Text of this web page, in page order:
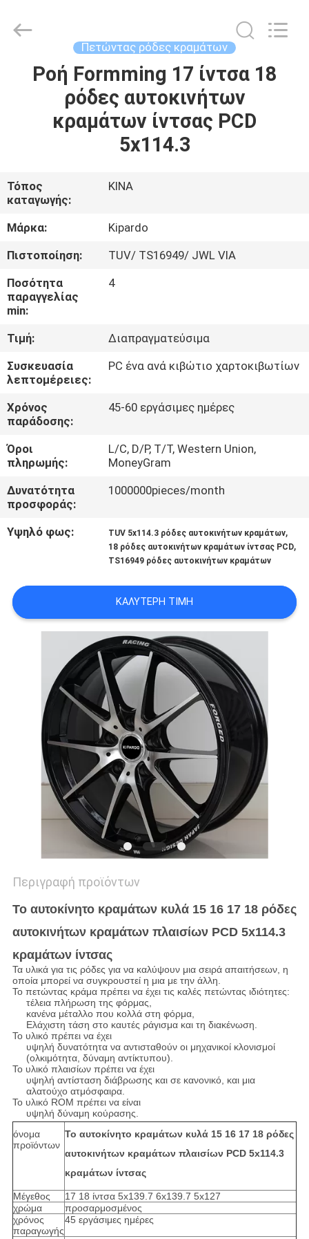
ΣΠΊΤΙ
ΠΡΟΪΌΝΤΑ
ΕΜΕΊΣ
ΓΎΡΟΣ
ΕΡΓΟΣΤΑΣΊΩΝ
ΠΟΙΟΤΙΚΌΣ
ΈΛΕΓΧΟΣ
ΜΑΣ
ΕΛΆΤΕ
ΣΕ
ΕΠΑΦΉ
ΜΕ
ΖΗΤΉΣΤΕ
ΈΝΑ
ΑΠΌΣΠΑΣΜΑ
SITEMAP
PRIVACY
POLICY
Industry
Co.,Ltd.
Πετώντας ρόδες κραμάτων
Ροή Formming 17 ίντσα 18
ρόδες αυτοκινήτων
κραμάτων ίντσας PCD
5x114.3
Τόπος
καταγωγής:
ΚΙΝΑ
Μάρκα:
Kipardo
Πιστοποίηση:
TUV/ TS16949/ JWL VIA
Ποσότητα
παραγγελίας
min:
4
Τιμή:
Διαπραγματεύσιμα
Συσκευασία
λεπτομέρειες:
PC ένα ανά κιβώτιο χαρτοκιβωτίων
Χρόνος
παράδοσης:
45-60 εργάσιμες ημέρες
Όροι
πληρωμής:
L/C, D/P, T/T, Western Union,
MoneyGram
Δυνατότητα
προσφοράς:
1000000pieces/month
Υψηλό φως: TUV 5x114.3 ρόδες αυτοκινήτων κραμάτων,
18 ρόδες αυτοκινήτων κραμάτων ίντσας PCD,
TS16949 ρόδες αυτοκινήτων κραμάτων
ΚΑΛΎΤΕΡΗ ΤΙΜΉ
Περιγραφή προϊόντων
Το αυτοκίνητο κραμάτων κυλά 15 16 17 18 ρόδες
αυτοκινήτων κραμάτων πλαισίων PCD 5x114.3
κραμάτων ίντσας
Τα υλικά για τις ρόδες για να καλύψουν μια σειρά απαιτήσεων, η
οποία μπορεί να συγκρουστεί η μια με την άλλη.
Το πετώντας κράμα πρέπει να έχει τις καλές πετώντας ιδιότητες:
τέλεια πλήρωση της φόρμας,
κανένα μέταλλο που κολλά στη φόρμα,
Ελάχιστη τάση στο καυτές ράγισμα και τη διακένωση.
Το υλικό πρέπει να έχει
υψηλή δυνατότητα να αντισταθούν οι μηχανικοί κλονισμοί
(ολκιμότητα, δύναμη αντίκτυπου).
Το υλικό πλαισίων πρέπει να έχει
υψηλή αντίσταση διάβρωσης και σε κανονικό, και μια
αλατούχο ατμόσφαιρα.
Το υλικό ROM πρέπει να είναι
υψηλή δύναμη κούρασης.
όνομα
προϊόντων
Το αυτοκίνητο κραμάτων κυλά 15 16 17 18 ρόδες
αυτοκινήτων κραμάτων πλαισίων PCD 5x114.3
κραμάτων ίντσας
Μέγεθος
17 18 ίντσα 5x139.7 6x139.7 5x127
χρώμα
προσαρμοσμένος
χρόνος
παραγωγής
45 εργάσιμες ημέρες